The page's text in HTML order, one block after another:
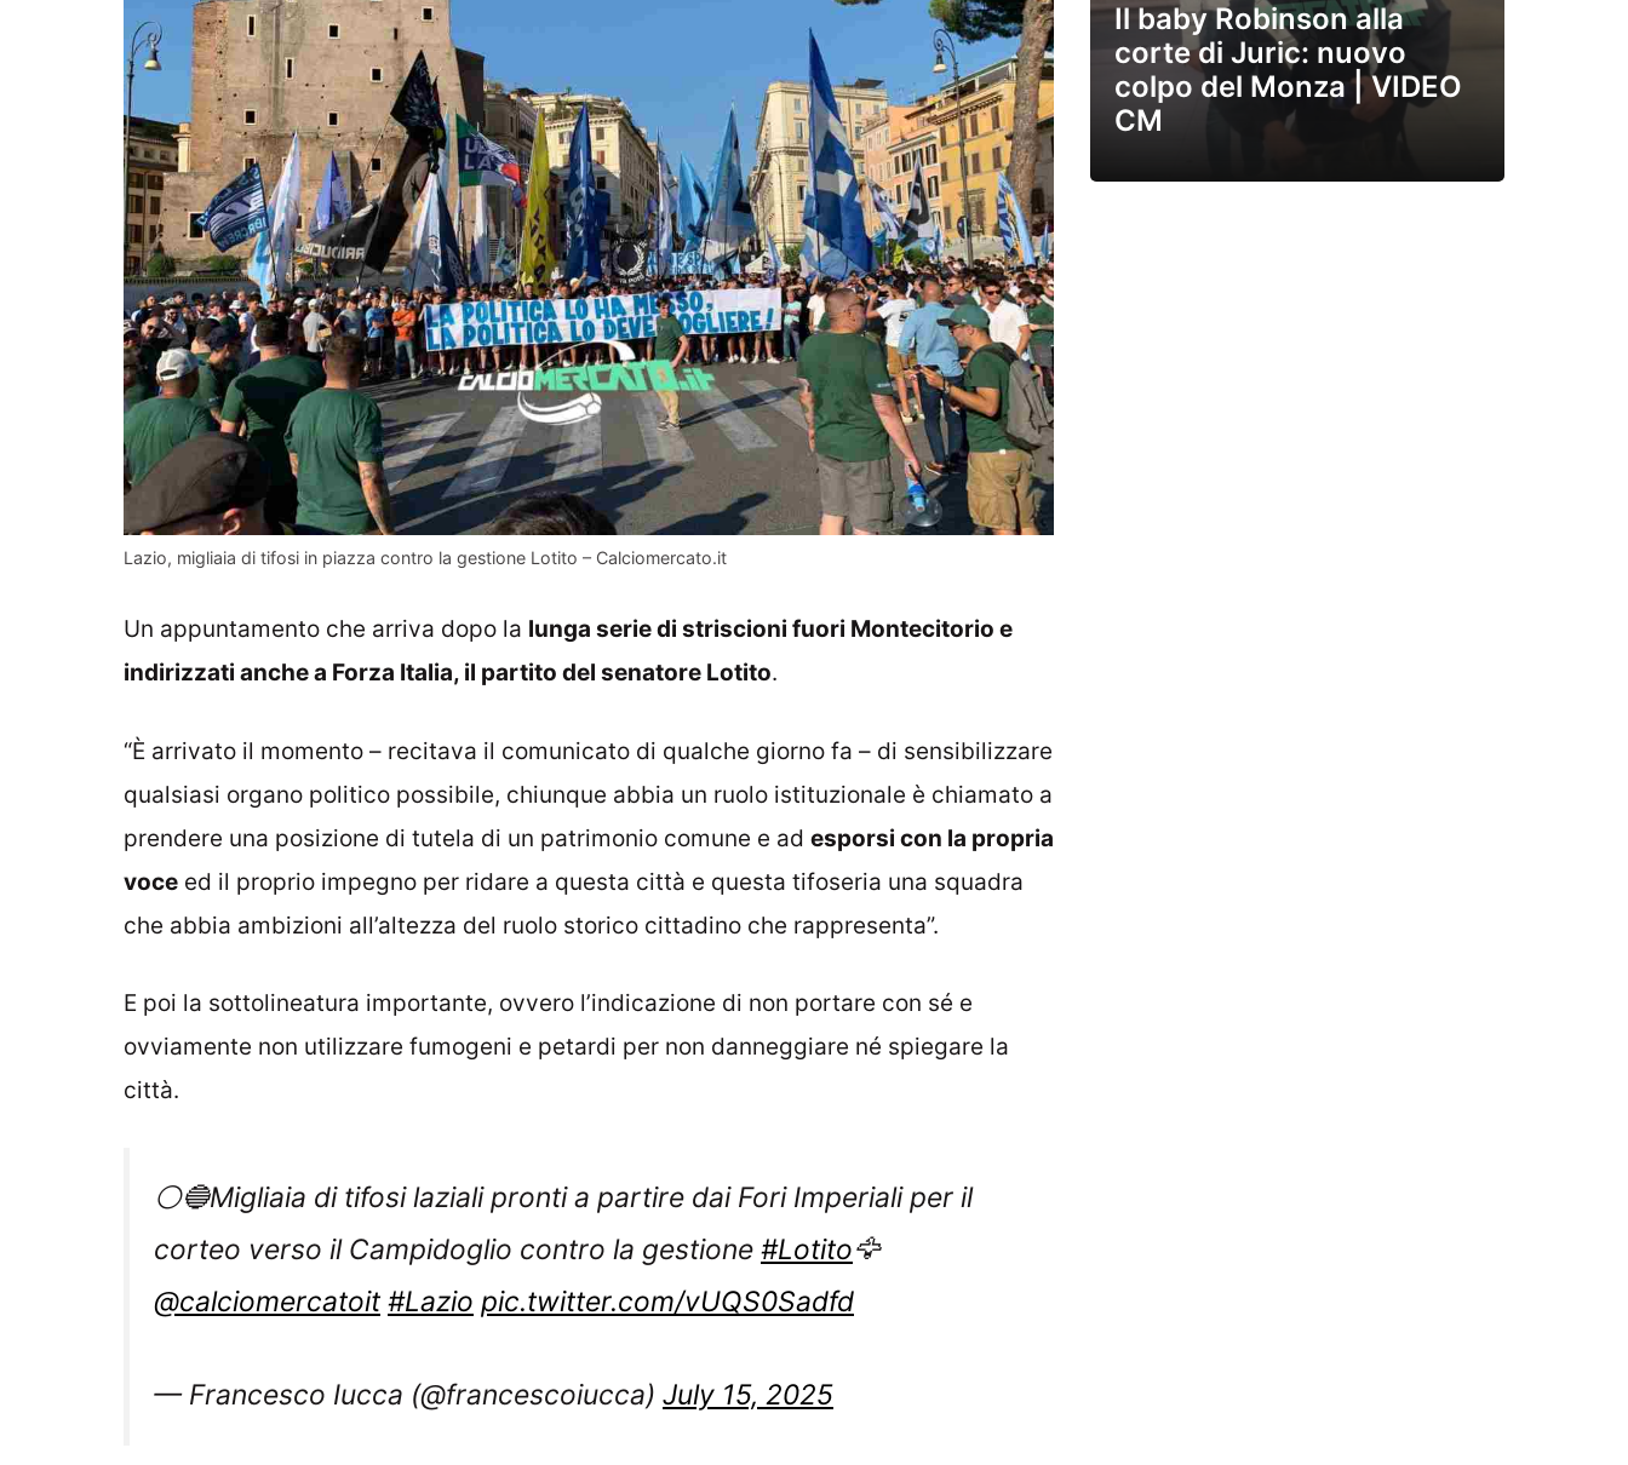
Lazio, migliaia di tifosi in piazza contro la gestione Lotito – Calciomercato.it
Un appuntamento che arriva dopo la lunga serie di striscioni fuori Montecitorio e
indirizzati anche a Forza Italia, il partito del senatore Lotito.
“È arrivato il momento – recitava il comunicato di qualche giorno fa – di sensibilizzare
qualsiasi organo politico possibile, chiunque abbia un ruolo istituzionale è chiamato a
prendere una posizione di tutela di un patrimonio comune e ad esporsi con la propria
voce ed il proprio impegno per ridare a questa città e questa tifoseria una squadra
che abbia ambizioni all’altezza del ruolo storico cittadino che rappresenta”.
E poi la sottolineatura importante, ovvero l’indicazione di non portare con sé e
ovviamente non utilizzare fumogeni e petardi per non danneggiare né spiegare la
città.
⚪️🔵Migliaia di tifosi laziali pronti a partire dai Fori Imperiali per il
corteo verso il Campidoglio contro la gestione #Lotito🦅
@calciomercatoit #Lazio pic.twitter.com/vUQS0Sadfd
— Francesco Iucca (@francescoiucca) July 15, 2025
Il baby Robinson alla
corte di Juric: nuovo
colpo del Monza | VIDEO
CM